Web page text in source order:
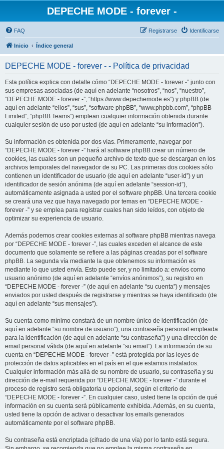
DEPECHE MODE - forever -
FAQ Identificarse
Registrarse
Inicio Índice general
DEPECHE MODE - forever - - Política de privacidad
Esta política explica con detalle cómo “DEPECHE MODE - forever -” junto con
sus empresas asociadas (de aquí en adelante “nosotros”, “nos”, “nuestro”,
“DEPECHE MODE - forever -”, “https://www.depechemode.es”) y phpBB (de
aquí en adelante “ellos”, “sus”, “software phpBB”, “www.phpbb.com”, “phpBB
Limited”, “phpBB Teams”) emplean cualquier información obtenida durante
cualquier sesión de uso por usted (de aquí en adelante “su información”).
Su información es obtenida por dos vías. Primeramente, navegar por
“DEPECHE MODE - forever -” hará al software phpBB crear un número de
cookies, las cuales son un pequeño archivo de texto que se descargan en los
archivos temporales del navegador de su PC. Las primeras dos cookies sólo
contienen un identificador de usuario (de aquí en adelante “user-id”) y un
identificador de sesión anónima (de aquí en adelante “session-id”),
automáticamente asignada a usted por el software phpBB. Una tercera cookie
se creará una vez que haya navegado por temas en “DEPECHE MODE -
forever -” y se emplea para registrar cuales han sido leídos, con objeto de
optimizar su experiencia de usuario.
Además podemos crear cookies externas al software phpBB mientras navega
por “DEPECHE MODE - forever -”, las cuales exceden el alcance de este
documento que solamente se refiere a las páginas creadas por el software
phpBB. La segunda vía mediante la que obtenemos su información es
mediante lo que usted envía. Esto puede ser, y no limitado a: envíos como
usuario anónimo (de aquí en adelante “envíos anónimos”), su registro en
“DEPECHE MODE - forever -” (de aquí en adelante “su cuenta”) y mensajes
enviados por usted después de registrarse y mientras se haya identificado (de
aquí en adelante “sus mensajes”).
Su cuenta como mínimo constará de un nombre único de identificación (de
aquí en adelante “su nombre de usuario”), una contraseña personal empleada
para la identificación (de aquí en adelante “su contraseña”) y una dirección de
email personal válida (de aquí en adelante “su email”). La información de su
cuenta en “DEPECHE MODE - forever -” está protegida por las leyes de
protección de datos aplicables en el país en el que estamos instalados.
Cualquier información más allá de su nombre de usuario, su contraseña y su
dirección de e-mail requerida por “DEPECHE MODE - forever -” durante el
proceso de registro será obligatoria u opcional, según el criterio de
“DEPECHE MODE - forever -”. En cualquier caso, usted tiene la opción de qué
información en su cuenta será públicamente exhibida. Además, en su cuenta,
usted tiene la opción de activar o desactivar los emails generados
automáticamente por el software phpBB.
Su contraseña está encriptada (cifrado de una vía) por lo tanto está segura.